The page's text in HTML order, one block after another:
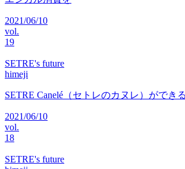
2021/06/10
vol.
19
SETRE's future
himeji
SETRE Canelé（セトレのカヌレ）ができ
2021/06/10
vol.
18
SETRE's future